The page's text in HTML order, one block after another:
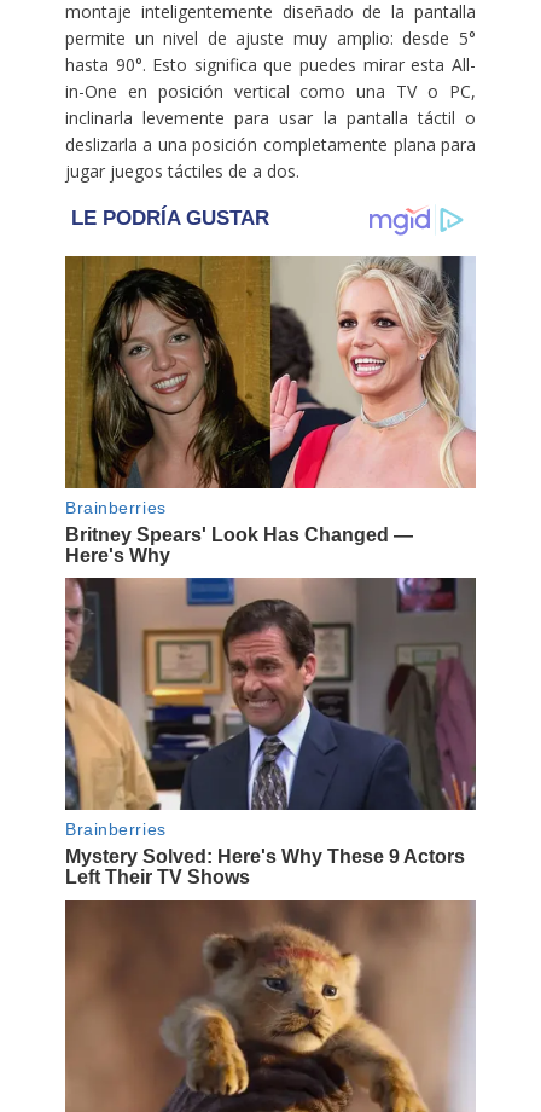
montaje inteligentemente diseñado de la pantalla
permite un nivel de ajuste muy amplio: desde 5°
hasta 90°. Esto significa que puedes mirar esta All-
in-One en posición vertical como una TV o PC,
inclinarla levemente para usar la pantalla táctil o
deslizarla a una posición completamente plana para
jugar juegos táctiles de a dos.